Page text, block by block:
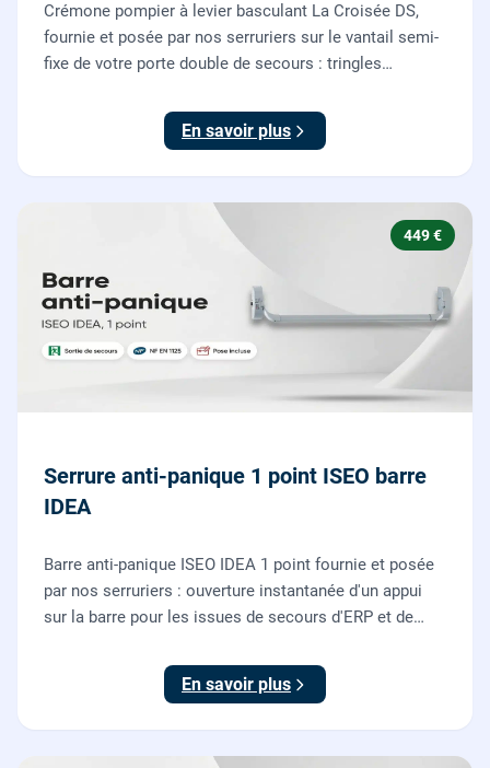
Crémone pompier à levier basculant La Croisée DS,
fournie et posée par nos serruriers sur le vantail semi-
fixe de votre porte double de secours : tringles
En savoir plus
449 €
Serrure anti-panique 1 point ISEO barre
IDEA
Barre anti-panique ISEO IDEA 1 point fournie et posée
par nos serruriers : ouverture instantanée d'un appui
sur la barre pour les issues de secours d'ERP et de
En savoir plus